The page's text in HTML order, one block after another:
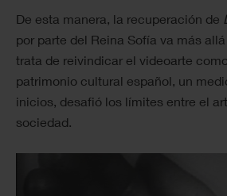
De esta manera, la recuperación de
por parte del Reina Sofía va más
trata de reivindicar el videoarte
patrimonio cultural español, un
inicios, desafió los límites entre el
sociedad.